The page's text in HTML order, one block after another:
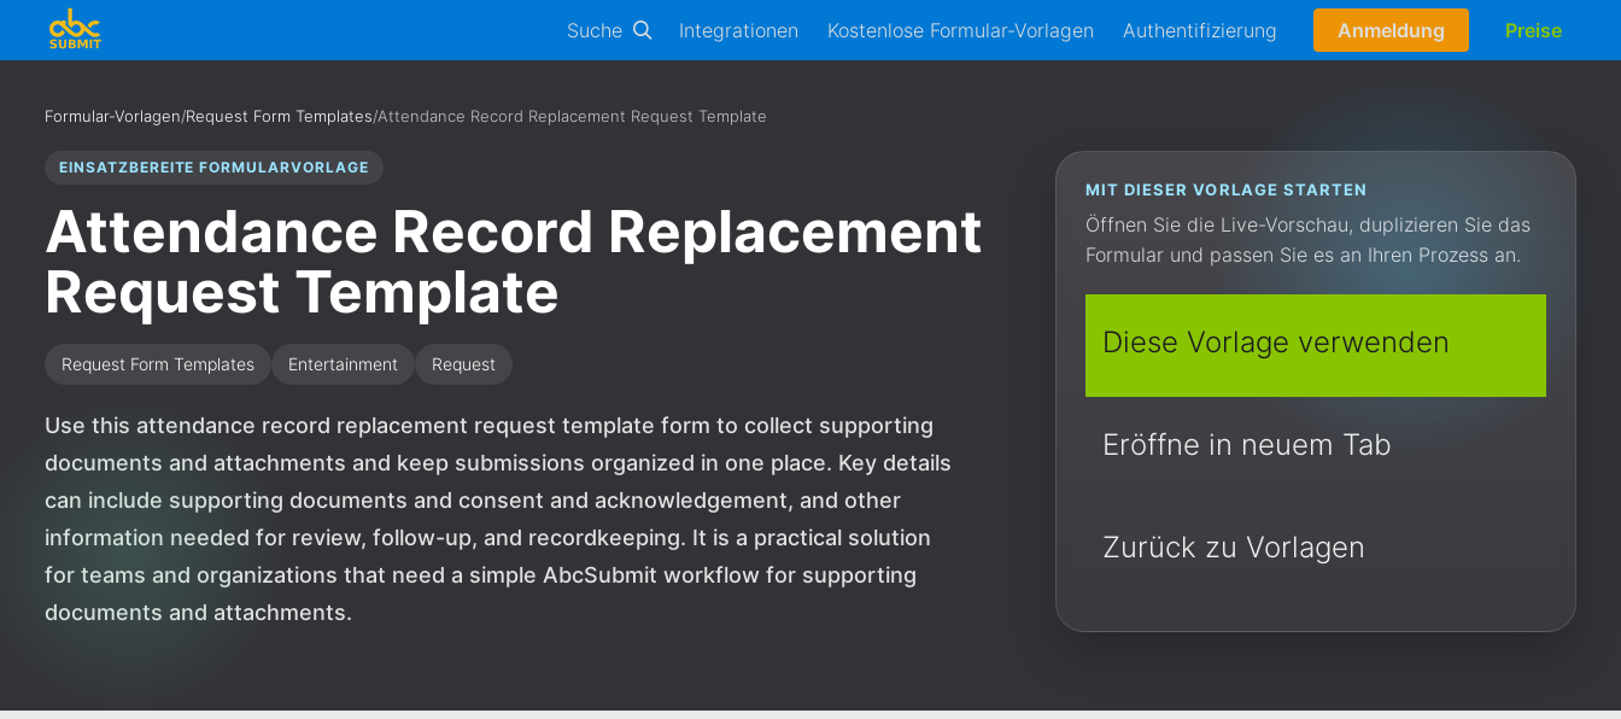
Suche Integrationen Kostenlose Formular-Vorlagen Authentifizierung Anmeldung Preise
Formular-Vorlagen/Request Form Templates/Attendance Record Replacement Request Template
EINSATZBEREITE FORMULARVORLAGE
Attendance Record Replacement
Request Template
Request Form Templates Entertainment Request
Use this attendance record replacement request template form to collect supporting
documents and attachments and keep submissions organized in one place. Key details
can include supporting documents and consent and acknowledgement, and other
information needed for review, follow-up, and recordkeeping. It is a practical solution
for teams and organizations that need a simple AbcSubmit workflow for supporting
documents and attachments.
MIT DIESER VORLAGE STARTEN
Öffnen Sie die Live-Vorschau, duplizieren Sie das
Formular und passen Sie es an Ihren Prozess an.
Diese Vorlage verwenden
Eröffne in neuem Tab
Zurück zu Vorlagen